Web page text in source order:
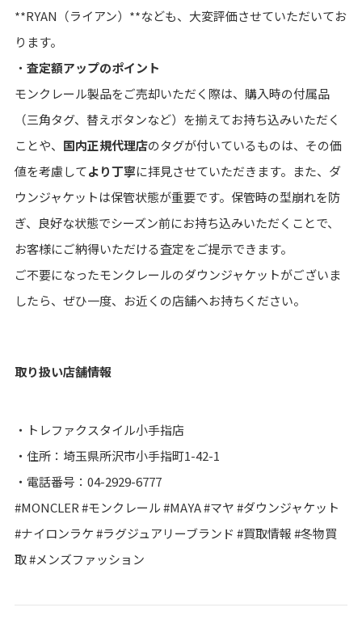
**RYAN（ライアン）**なども、大変評価させていただいてお
ります。
・ 査定額アップのポイント
モンクレール製品をご売却いただく際は、購入時の付属品
（三角タグ、替えボタンなど）を揃えてお持ち込みいただく
ことや、 国内正規代理店のタグが付いているものは、その価
値を考慮してより丁寧に拝見させていただきます。また、ダ
ウンジャケットは保管状態が重要です。保管時の型崩れを防
ぎ、良好な状態でシーズン前にお持ち込みいただくことで、
お客様にご納得いただける査定をご提示できます。
ご不要になったモンクレールのダウンジャケットがございま
したら、ぜひ一度、お近くの店舗へお持ちください。
取り扱い店舗情報
・トレファクスタイル小手指店
・住所：埼玉県所沢市小手指町1-42-1
・電話番号：04-2929-6777
#MONCLER #モンクレール #MAYA #マヤ #ダウンジャケット
#ナイロンラケ #ラグジュアリーブランド #買取情報 #冬物買
取 #メンズファッション